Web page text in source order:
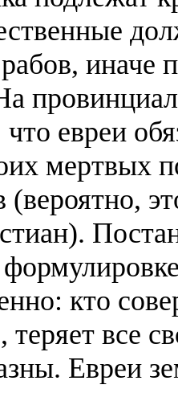
иначе
что евреи
мертвых
(вероятно,
кто
все
Евреи